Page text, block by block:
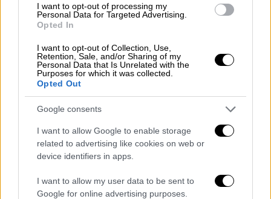
I want to opt-out of processing my
Personal Data for Targeted Advertising.
Opted In
I want to opt-out of Collection, Use,
Retention, Sale, and/or Sharing of my
Personal Data that Is Unrelated with the
Purposes for which it was collected.
Opted Out
Google consents
I want to allow Google to enable storage
related to advertising like cookies on web or
device identifiers in apps.
I want to allow my user data to be sent to
Google for online advertising purposes.
διαζυγίουμετά από τρία χρόνια γάμου και 19
χρόνια κοινής πορείας. Το
έχει μαζί μία πεντάχρονη κόρη, την Emma
Amalia Marin. Παντρεύτηκαν τον Αύγουστο
του 2020. Οι δύο τους ήταν μαζί από όταν
ήταν 18 ετών.
ΟΛΕΣ ΟΙ ΕΙΔΗΣΕΙΣ
Άρτα: Προθεσμία να απολογηθεί πήρε ο
πατέρας του βρέφους που πέθανε στο
αυτοκίνητο
Αποζημίωση 460.000 ευρώ από το